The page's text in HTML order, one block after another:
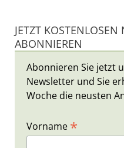
JETZT KOSTENLOSEN
ABONNIEREN
Abonnieren Sie jetzt
Newsletter und Sie
Woche die neusten
Vorname *